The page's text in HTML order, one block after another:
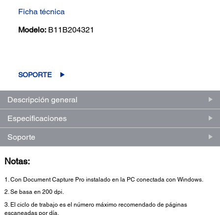
Ficha técnica
Modelo: B11B204321
SOPORTE
Descripción general
Especificaciones
Soporte
Notas:
1. Con Document Capture Pro instalado en la PC conectada con Windows.
2. Se basa en 200 dpi.
3. El ciclo de trabajo es el número máximo recomendado de páginas
escaneadas por día.